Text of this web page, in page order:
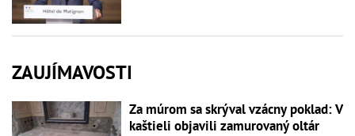
ZAUJÍMAVOSTI
Za múrom sa skrýval vzácny poklad: V
kaštieli objavili zamurovaný oltár